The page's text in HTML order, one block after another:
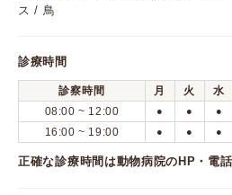
ス / 鳥
診療時間
診察時間 月 火 水
08:00 ~ 12:00
● ● ●
16:00 ~ 19:00 ● ● ●
正確な診療時間は動物病院のHP・電